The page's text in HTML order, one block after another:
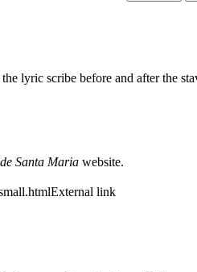
lyric scribe before and after the
Santa Maria website.
External link